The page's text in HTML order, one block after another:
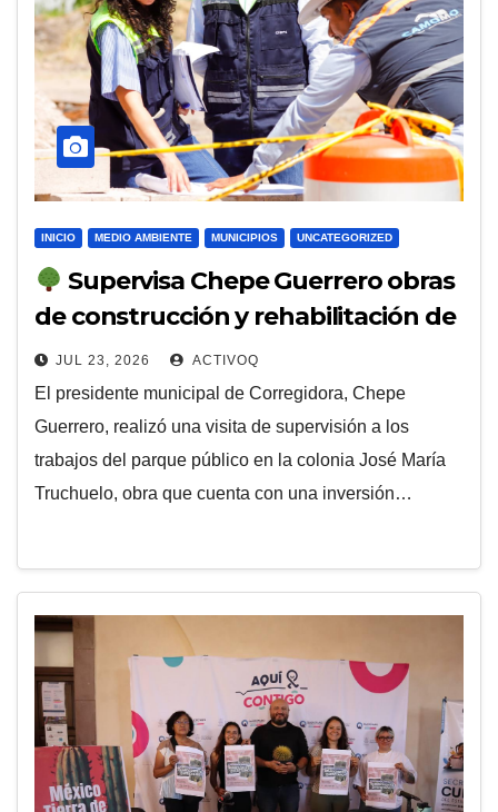
INICIO MEDIO AMBIENTE MUNICIPIOS UNCATEGORIZED
Supervisa Chepe Guerrero obras
de construcción y rehabilitación de
parques en Corregidora
JUL 23, 2026 ACTIVOQ
El presidente municipal de Corregidora, Chepe
Guerrero, realizó una visita de supervisión a los
trabajos del parque público en la colonia José María
Truchuelo, obra que cuenta con una inversión…